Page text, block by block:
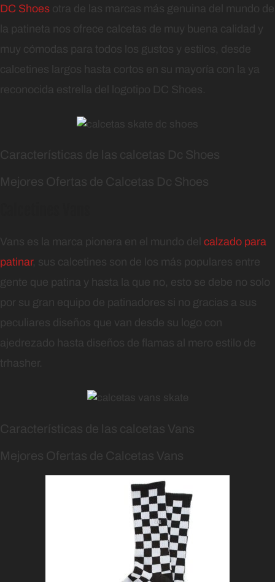
DC Shoes otra de las marcas más genuina del mundo de
la patineta nos ofrece calcetas de muy buena calidad y
muy cómodas para todos los gustos y estilos, desde
calcetines largos hasta cortos en su mayoría con la ya
reconocida estrella del logotipo DC Shoes.
Características de las calcetas Dc Shoes
Mejores Ofertas de Calcetas Dc Shoes
Vans es la marca pionera en el mundo del calzado para
patinar, sus calcetines son de los más populares entre
gente que patina y hasta la que no, esto se debe no solo
por su gran equipo de patinadores si no gracias a sus
peculiares diseños que van desde su logo con
ajedrezado hasta diseños de flamas al mero estilo de
trhasher.
Características de las calcetas Vans
Mejores Ofertas de Calcetas Vans